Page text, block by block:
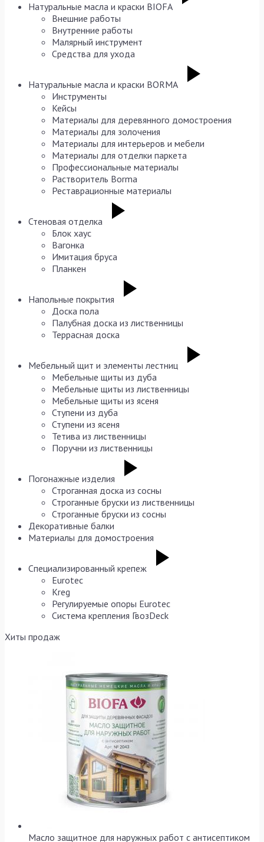
Натуральные масла и краски BIOFA
Внешние работы
Внутренние работы
Малярный инструмент
Средства для ухода
Натуральные масла и краски BORMA
Инструменты
Кейсы
Материалы для деревянного домостроения
Материалы для золочения
Материалы для интерьеров и мебели
Материалы для отделки паркета
Профессиональные материалы
Растворитель Borma
Реставрационные материалы
Стеновая отделка
Блок хаус
Вагонка
Имитация бруса
Планкен
Напольные покрытия
Доска пола
Палубная доска из лиственницы
Террасная доска
Мебельный щит и элементы лестниц
Мебельные щиты из дуба
Мебельные щиты из лиственницы
Мебельные щиты из ясеня
Ступени из дуба
Ступени из ясеня
Тетива из лиственницы
Поручни из лиственницы
Погонажные изделия
Строганная доска из сосны
Строганные бруски из лиственницы
Строганные бруски из сосны
Декоративные балки
Материалы для домостроения
Специализированный крепеж
Eurotec
Kreg
Регулируемые опоры Eurotec
Система крепления ГвозDeck
Хиты продаж
Масло защитное для наружных работ с антисептиком